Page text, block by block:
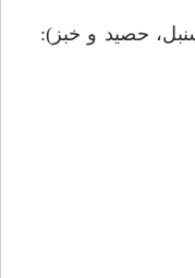
حصید و خبز):